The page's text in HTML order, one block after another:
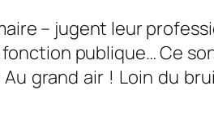
– jugent leur
publique… Ce
grand air ! Loin du